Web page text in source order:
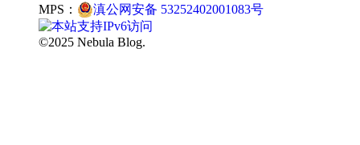
MPS：
滇公网安备 53252402001083号
©2025 Nebula Blog.